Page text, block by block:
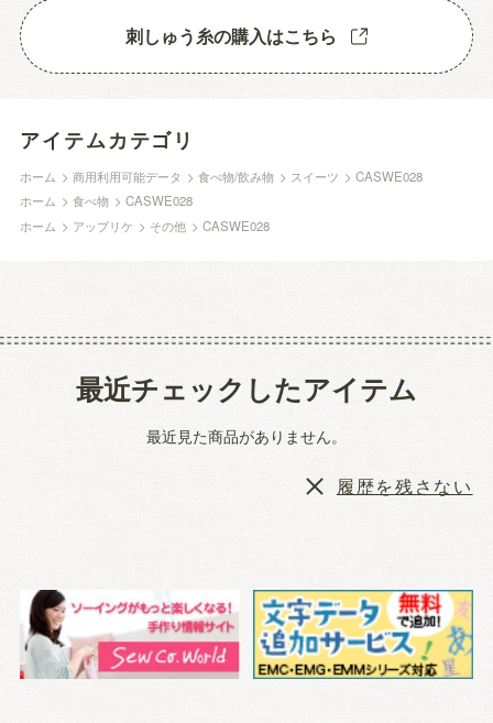
刺しゅう糸の購入はこちら
アイテムカテゴリ
ホーム >商用利用可能データ >食べ物/飲み物 > スイーツ >CASWE028
ホーム >食べ物 >CASWE028
ホーム > アップリケ > その他 >CASWE028
最近チェックしたアイテム
最近見た商品がありません。
履歴を残さない